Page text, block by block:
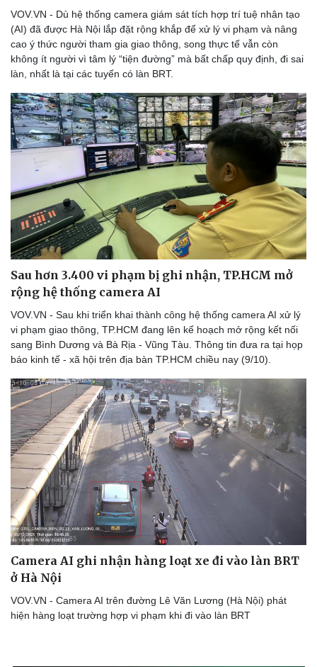
Du lịch
Tư vấn
check-in
Podcast
Câu chuyện thời sự
Cửa sổ tình yêu
Kể chuyện cho bé
Hạt giống tâm hồn
VOV.VN - Dù hệ thống camera giám sát tích hợp trí tuệ nhân tạo
(AI) đã được Hà Nội lắp đặt rộng khắp để xử lý vi phạm và nâng
cao ý thức người tham gia giao thông, song thực tế vẫn còn
không ít người vì tâm lý “tiện đường” mà bất chấp quy định, đi sai
làn, nhất là tại các tuyến có làn BRT.
Sau hơn 3.400 vi phạm bị ghi nhận, TP.HCM mở
rộng hệ thống camera AI
VOV.VN - Sau khi triển khai thành công hệ thống camera AI xử lý
vi phạm giao thông, TP.HCM đang lên kế hoạch mở rộng kết nối
sang Bình Dương và Bà Rịa - Vũng Tàu. Thông tin đưa ra tại họp
báo kinh tế - xã hội trên địa bàn TP.HCM chiều nay (9/10).
Camera AI ghi nhận hàng loạt xe đi vào làn BRT
ở Hà Nội
VOV.VN - Camera AI trên đường Lê Văn Lương (Hà Nội) phát
hiện hàng loạt trường hợp vi phạm khi đi vào làn BRT